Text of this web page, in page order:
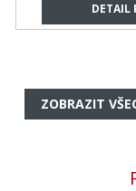
DETAIL
ZOBRAZIT